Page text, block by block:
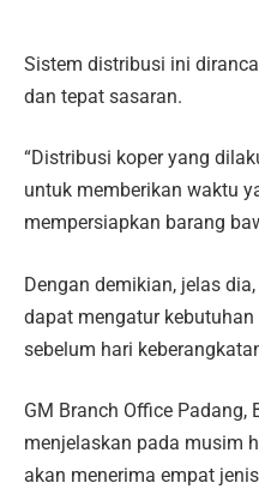
Sistem distribusi ini
dan tepat sasaran.
“Distribusi koper yang
untuk memberikan waktu
mempersiapkan barang
Dengan demikian, jelas
dapat mengatur
sebelum hari
GM Branch Office Padang,
menjelaskan pada musim
akan menerima empat